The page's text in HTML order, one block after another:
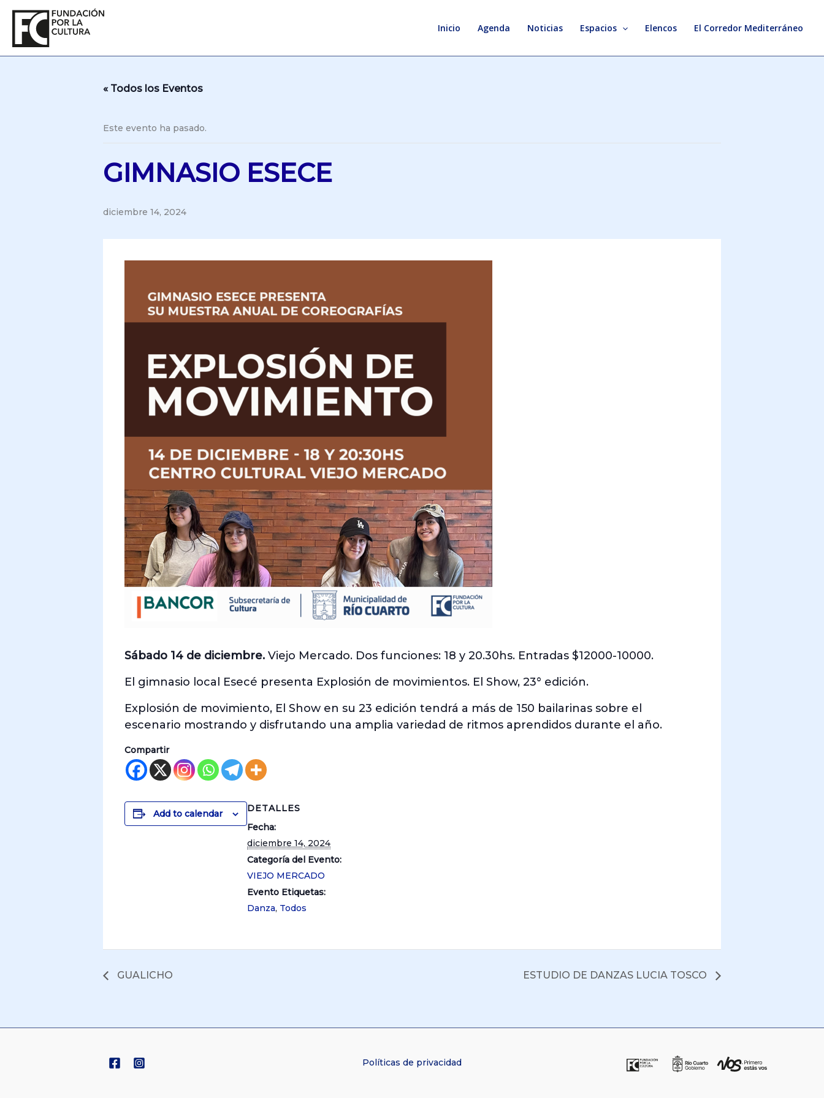
contenido
Inicio Agenda Noticias Espacios Elencos El Corredor Mediterráneo
« Todos los Eventos
Este evento ha pasado.
GIMNASIO ESECE
diciembre 14, 2024
Sábado 14 de diciembre. Viejo Mercado. Dos funciones: 18 y 20.30hs. Entradas $12000-10000.
El gimnasio local Esecé presenta Explosión de movimientos. El Show, 23° edición.
Explosión de movimiento, El Show en su 23 edición tendrá a más de 150 bailarinas sobre el
escenario mostrando y disfrutando una amplia variedad de ritmos aprendidos durante el año.
Compartir
Add to calendar
DETALLES
Fecha:
diciembre 14, 2024
Categoría del Evento:
VIEJO MERCADO
Evento Etiquetas:
Danza, Todos
GUALICHO ESTUDIO DE DANZAS LUCIA TOSCO
Políticas de privacidad